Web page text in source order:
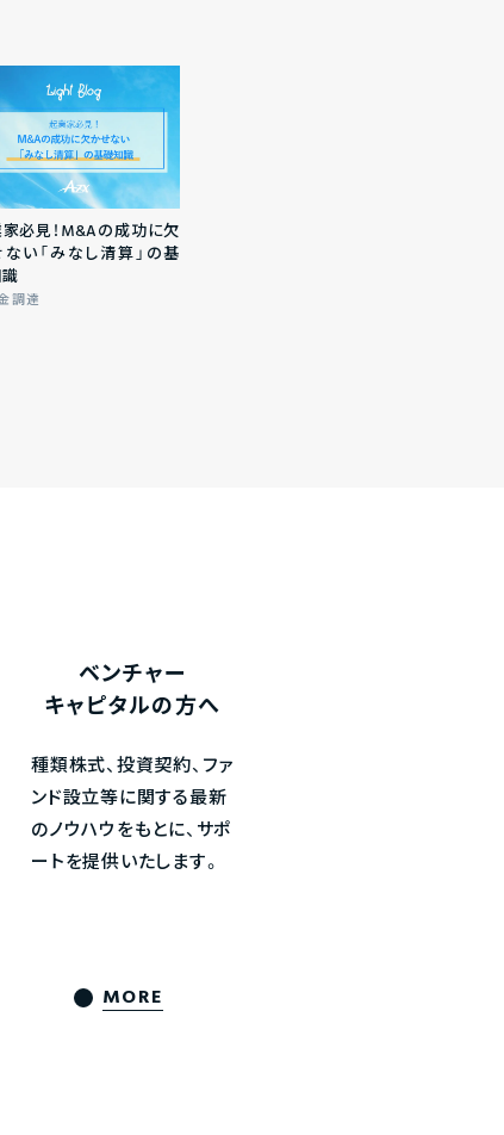
必見！M&Aの成功に欠
い「みなし清算」の基
調達
ベンチャー
キャピタルの方へ
種類株式、投資契約、ファ
ンド設立等に関する最新
のノウハウをもとに、サポ
ートを提供いたします。
MORE